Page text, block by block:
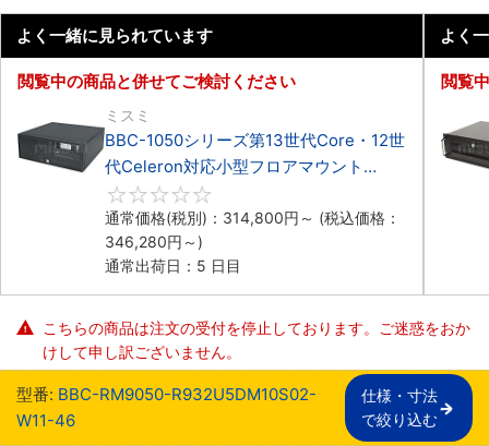
よく一緒に見られています
閲覧中の商品と併せてご検討ください
ミスミ
BBC-1050シリーズ第13世代Core・12世
代Celeron対応小型フロアマウント
3PCIe
通常価格(税別)： 314,800円 ～ (税込価格：
346,280円 ～)
通常出荷日：5 日目
よく
閲覧
こちらの商品は注文の受付を停止しております。ご迷惑をおか
けして申し訳ございません。
型番: BBC-RM9050-R932U5DM10S02-
W11-46
仕様・寸法
で絞り込む